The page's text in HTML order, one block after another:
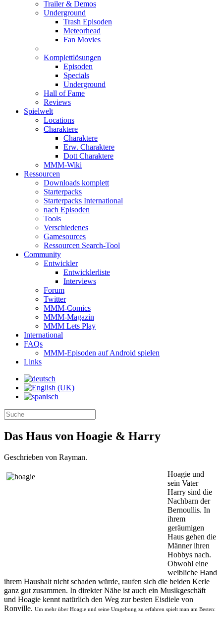
Trailer & Demos
Underground
Trash Episoden
Meteorhead
Fan Movies
Komplettlösungen
Episoden
Specials
Underground
Hall of Fame
Reviews
Spielwelt
Locations
Charaktere
Charaktere
Erw. Charaktere
Dott Charaktere
MMM-Wiki
Ressourcen
Downloads komplett
Starterpacks
Starterpacks International
nach Episoden
Tools
Verschiedenes
Gamesources
Ressourcen Search-Tool
Community
Entwickler
Entwicklerliste
Interviews
Forum
Twitter
MMM-Comics
MMM-Magazin
MMM Lets Play
International
FAQs
MMM-Episoden auf Android spielen
Links
Das Haus von Hoagie & Harry
Geschrieben von Rayman.
Hoagie und
sein Vater
Harry sind die
Nachbarn der
Bernoullis. In
ihrem
geräumigen
Haus gehen die
Männer ihren
Hobbys nach.
Obwohl eine
weibliche Hand
ihrem Haushalt nicht schaden würde, raufen sich die beiden Kerle
ganz gut zusammen. In direkter Nähe ist auch ein Musikgeschäft
und Hoagie kennt natürlich den Weg zur besten Eisdiele von
Ronville. Um mehr über Hoagie und seine Umgebung zu erfahren spielt man am Besten: